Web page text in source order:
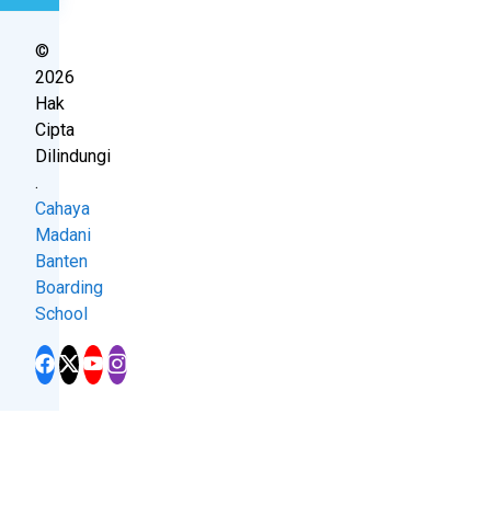
©
2026
Hak
Cipta
Dilindungi
.
Cahaya
Madani
Banten
Boarding
School